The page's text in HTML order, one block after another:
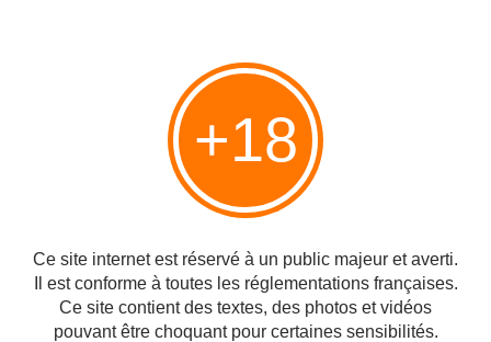
+18
Ce site internet est réservé à un public majeur et averti.
Il est conforme à toutes les réglementations françaises.
Ce site contient des textes, des photos et vidéos
pouvant être choquant pour certaines sensibilités.
Merci à Giora Hod de m'avoir signalé cet article. Dead Wrong, Ruthie Blum,
Israel Hayom. Erreur mortelle Jeudi, Israël et l'Autorité palestinienne se sont
mis d'accord pour continuer à « négocier » les termes qui permettraient à
chaque partie de prolonger...
L'hébreu en chantant, n°1 : Sigaliot, David Broza
Publié le 10/04/2014 à 18:36
Par danilette